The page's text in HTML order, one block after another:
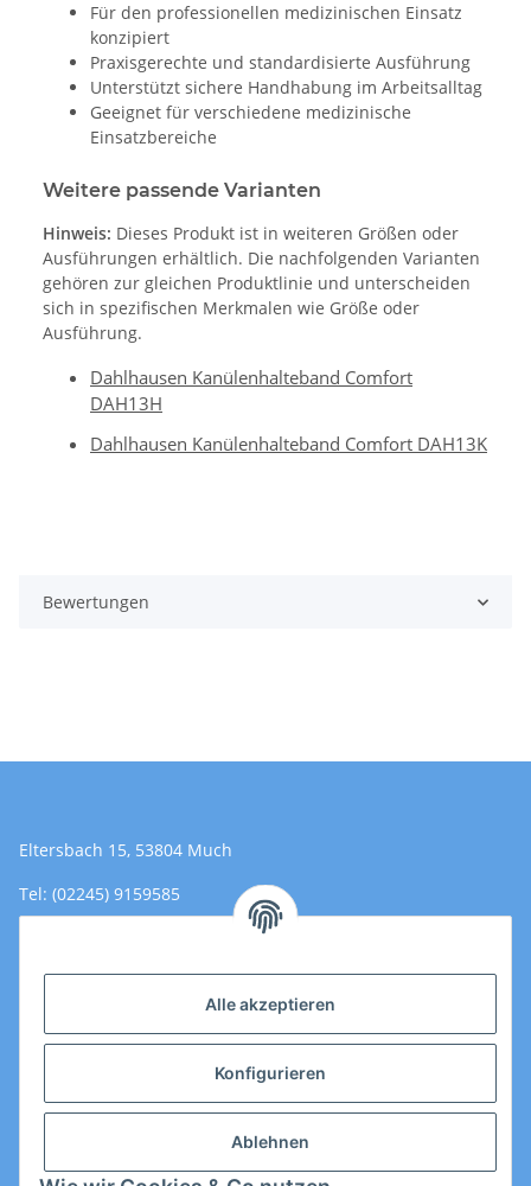
Alle akzeptieren
Konfigurieren
Ablehnen
Für den professionellen medizinischen Einsatz
konzipiert
Praxisgerechte und standardisierte Ausführung
Unterstützt sichere Handhabung im Arbeitsalltag
Geeignet für verschiedene medizinische
Einsatzbereiche
Weitere passende Varianten
Hinweis: Dieses Produkt ist in weiteren Größen oder
Ausführungen erhältlich. Die nachfolgenden Varianten
gehören zur gleichen Produktlinie und unterscheiden
sich in spezifischen Merkmalen wie Größe oder
Ausführung.
Dahlhausen Kanülenhalteband Comfort
DAH13H
Dahlhausen Kanülenhalteband Comfort DAH13K
Bewertungen
Eltersbach 15, 53804 Much
Tel: (02245) 9159585
Email: Kontakt@toromedical.de
Öffnungszeiten (Mo-Fr.) 8:00 - 17:00